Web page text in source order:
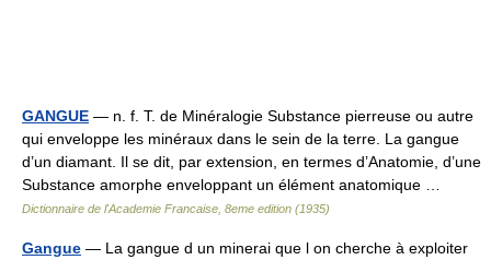
GANGUE — n. f. T. de Minéralogie Substance pierreuse ou autre
qui enveloppe les minéraux dans le sein de la terre. La gangue
d’un diamant. Il se dit, par extension, en termes d’Anatomie, d’une
Substance amorphe enveloppant un élément anatomique …
Dictionnaire de l'Academie Francaise, 8eme edition (1935)
Gangue — La gangue d un minerai que l on cherche à exploiter